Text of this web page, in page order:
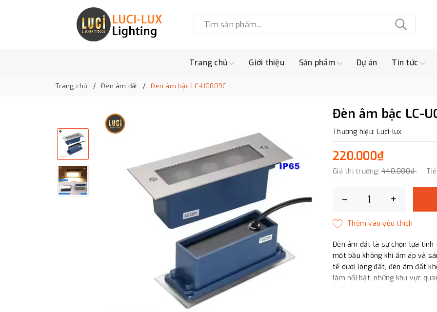
Trang chủ Giới thiệu Sản phẩm Dự án Tin tức
Trang chủ Đèn âm đất Đèn âm bậc LC-UG809C
Đèn âm bậc LC-
Thương hiệu: Luci-lux
220.000₫
Giá thị trường: 440.000₫
– +
Đèn âm đất là sự chọn lựa tinh
một bầu không khí ấm áp và
tế dưới lòng đất, đèn âm đất
làm nổi bật, những khu vực